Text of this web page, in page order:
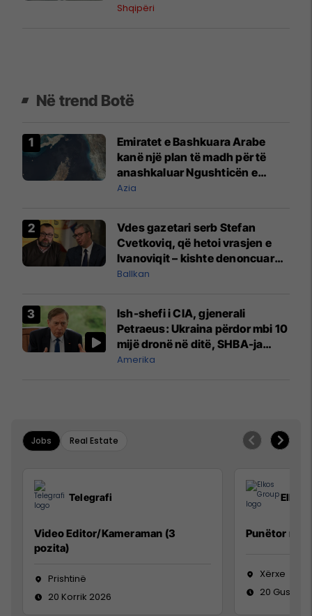
Shqipëri
Në trend Botë
Emiratet e Bashkuara Arabe
kanë një plan të madh për të
anashkaluar Ngushticën e
Hormuzit
Azia
Vdes gazetari serb Stefan
Cvetkoviq, që hetoi vrasjen e
Ivanoviqit – kishte denoncuar
kërcënime ndaj vëllezërve
Ballkan
Ish-shefi i CIA, gjenerali
Petraeus: Ukraina përdor mbi 10
mijë dronë në ditë, SHBA-ja
mbetet shumë prapa në
Amerika
Jobs Real Estate
Telegrafi
Video Editor/Kameraman (3
pozita)
Prishtinë
20 Korrik 2026
Elkos
Punëtor në
Xërxe
20 Gusht